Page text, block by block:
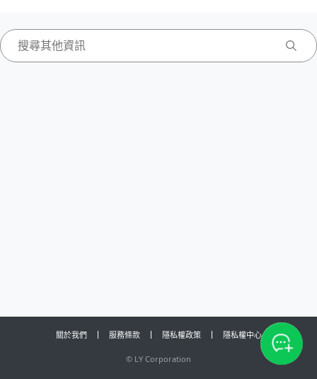
關於我們 服務條款 隱私權政策 隱私權中心
© LY Corporation